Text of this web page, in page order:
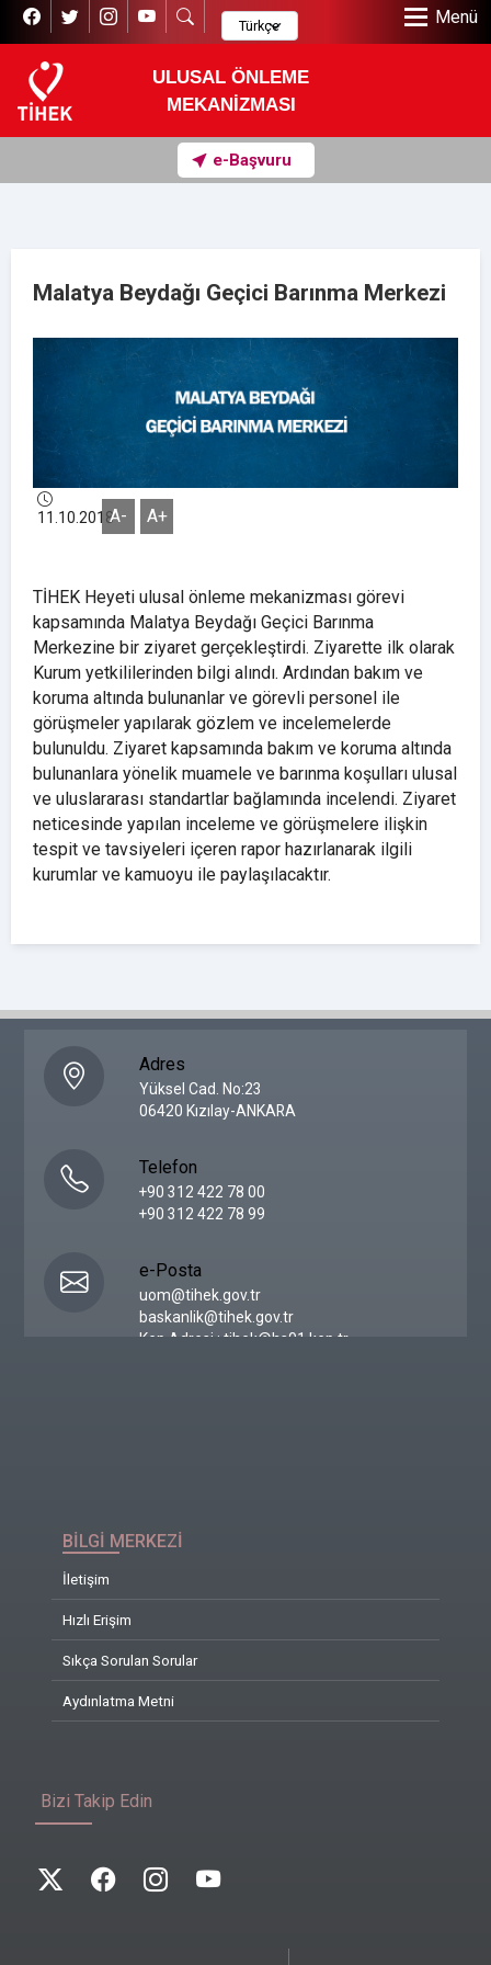
ULUSAL ÖNLEME
MEKANİZMASI
Menü
e-Başvuru
Malatya Beydağı Geçici Barınma Merkezi
11.10.2018A- A+
TİHEK Heyeti ulusal önleme mekanizması görevi
kapsamında Malatya Beydağı Geçici Barınma
Merkezine bir ziyaret gerçekleştirdi. Ziyarette ilk olarak
Kurum yetkililerinden bilgi alındı. Ardından bakım ve
koruma altında bulunanlar ve görevli personel ile
görüşmeler yapılarak gözlem ve incelemelerde
bulunuldu. Ziyaret kapsamında bakım ve koruma altında
bulunanlara yönelik muamele ve barınma koşulları ulusal
ve uluslararası standartlar bağlamında incelendi. Ziyaret
neticesinde yapılan inceleme ve görüşmelere ilişkin
tespit ve tavsiyeleri içeren rapor hazırlanarak ilgili
kurumlar ve kamuoyu ile paylaşılacaktır.
Adres
Yüksel Cad. No:23
06420 Kızılay-ANKARA
Telefon
+90 312 422 78 00
+90 312 422 78 99
e-Posta
uom@tihek.gov.tr
baskanlik@tihek.gov.tr
Kep Adresi : tihek@hs01.kep.tr
Bizi Takip Edin
BİLGİ MERKEZİ
İletişim
Hızlı Erişim
Sıkça Sorulan Sorular
Aydınlatma Metni